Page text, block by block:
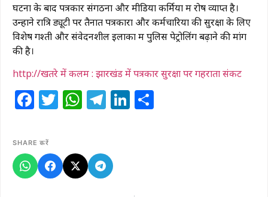
घटना के बाद पत्रकार संगठनों और मीडिया कर्मियों में रोष व्याप्त है।
उन्होंने रात्रि ड्यूटी पर तैनात पत्रकारों और कर्मचारियों की सुरक्षा के लिए
विशेष गश्ती और संवेदनशील इलाकों में पुलिस पेट्रोलिंग बढ़ाने की मांग
की है।
http://खतरे में कलम : झारखंड में पत्रकार सुरक्षा पर गहराता संकट
Facebook
Twitter
WhatsApp
Telegram
LinkedIn
SHARE करें